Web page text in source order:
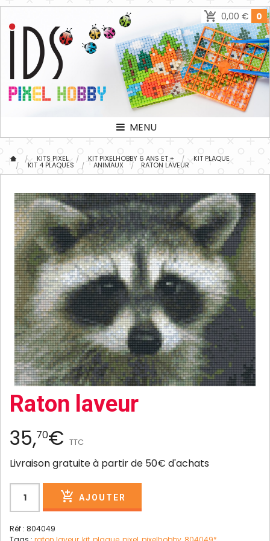
0,00 € 0
MENU
KITS PIXEL KIT PIXELHOBBY 6 ANS ET + KIT PLAQUE
KIT 4 PLAQUES ANIMAUX RATON LAVEUR
Raton laveur
35,70€ TTC
Livraison gratuite à partir de 50€ d'achats
AJOUTER
Réf : 804049